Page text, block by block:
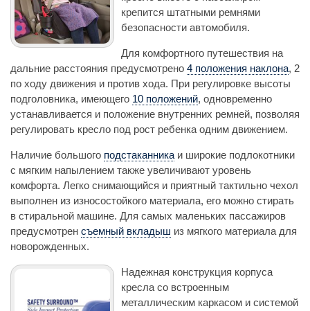
крепится штатными ремнями
безопасности автомобиля.
Для комфортного путешествия на
дальние расстояния предусмотрено 4 положения наклона, 2
по ходу движения и против хода. При регулировке высоты
подголовника, имеющего 10 положений, одновременно
устанавливается и положение внутренних ремней, позволяя
регулировать кресло под рост ребенка одним движением.
Наличие большого подстаканника и широкие подлокотники
с мягким напылением также увеличивают уровень
комфорта. Легко снимающийся и приятный тактильно чехол
выполнен из износостойкого материала, его можно стирать
в стиральной машине. Для самых маленьких пассажиров
предусмотрен съемный вкладыш из мягкого материала для
новорожденных.
Надежная конструкция корпуса
кресла со встроенным
металлическим каркасом и системой